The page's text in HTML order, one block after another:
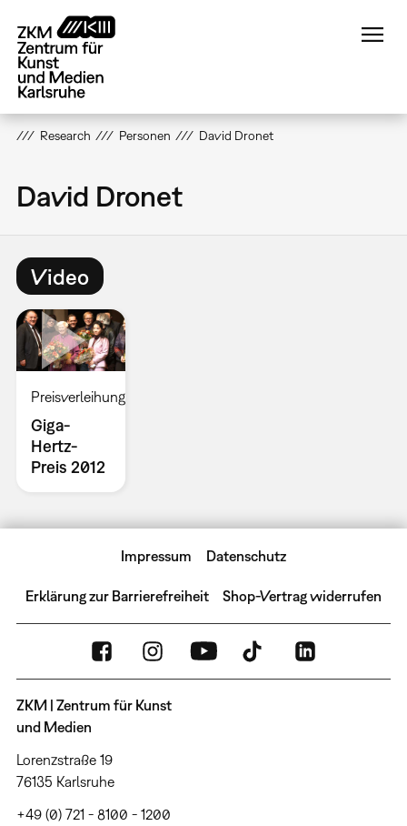
zum
Inhalt
Research Personen David Dronet
David Dronet
Video
Preisverleihung
Giga-
Hertz-
Preis 2012
Impressum Datenschutz
Erklärung zur Barrierefreiheit Shop-Vertrag widerrufen
ZKM | Zentrum für Kunst
und Medien
Lorenzstraße 19
76135 Karlsruhe
+49 (0) 721 - 8100 - 1200